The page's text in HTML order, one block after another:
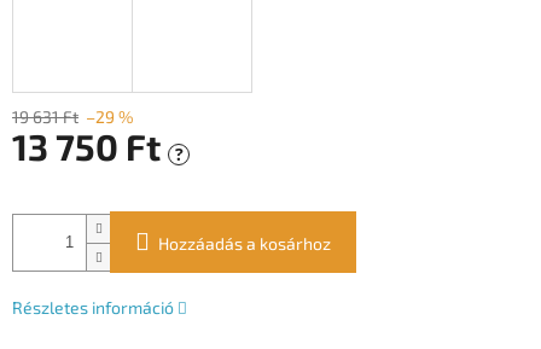
19 631 Ft –29 %
13 750 Ft ?
Hozzáadás a kosárhoz
Részletes információ